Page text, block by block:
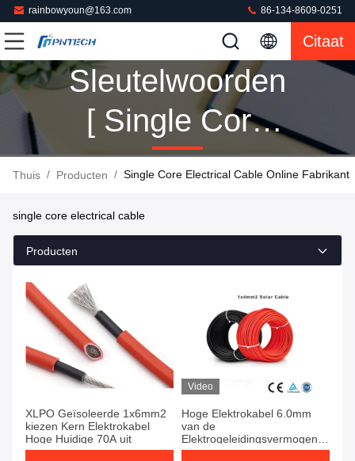
rainbowyoun@163.com 86-134-8609-0251
Citaat
Sleutelwoorden
[ Single Core
Electrical
160 Producten
Thuis / Producten / Single Core Electrical Cable Online Fabrikant
single core electrical cable
Producten
XLPO Geïsoleerde 1x6mm2
kiezen Kern Elektrokabel
Hoge Huidige 70A uit
Video
Hoge Elektrokabel 6.0mm
van de
Elektrogeleidingsvermogen
Enige Kern OD 4.0mm2